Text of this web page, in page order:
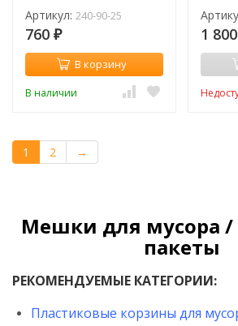
Артикул: 240-90-25
760 ₽
В корзину
В наличии
1 800
1 2 →
Мешки для мусора
пакеты
РЕКОМЕНДУЕМЫЕ КАТЕГОРИИ:
Пластиковые корзины для